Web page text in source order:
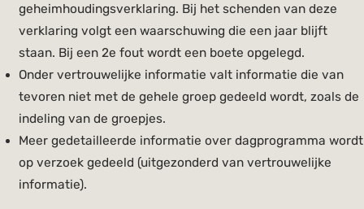
geheimhoudingsverklaring. Bij het schenden van deze
verklaring volgt een waarschuwing die een jaar blijft
staan. Bij een 2e fout wordt een boete opgelegd.
Onder vertrouwelijke informatie valt informatie die van
tevoren niet met de gehele groep gedeeld wordt, zoals de
indeling van de groepjes.
Meer gedetailleerde informatie over dagprogramma wordt
op verzoek gedeeld (uitgezonderd van vertrouwelijke
informatie).